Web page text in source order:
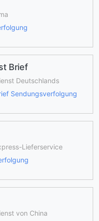
Brief
Deutschlands
Sendungsverfolgung
Lieferservice
von China